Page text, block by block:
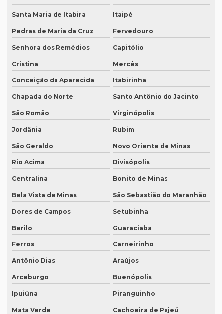
Preço tradução juramentada brasil
Preço de tradução e legendagem
Preço tradução por página
Preço tradução por palavra
Preço tradução português inglês
Preço tradução russo
Preço tradução russo português
Preço tradução simultânea
Preço tradução técnica
Preço tradutor juramentado
Preço de um artigo científico
Quais documentos precisam de tradução juramentada
Qual a diferença entre tradução simples para tradução
juramentada?
Qual é a melhor empresa de tradução em SP?
Qual é o preço da tradução simultânea?
Santa Maria de Itabira Itaipé
Pedras de Maria da Cruz Fervedouro
Senhora dos Remédios Capitólio
Cristina Mercês
Conceição da Aparecida Itabirinha
Chapada do Norte Santo Antônio do Jacinto
São Romão Virginópolis
Jordânia Rubim
São Geraldo Novo Oriente de Minas
Rio Acima Divisópolis
Centralina Bonito de Minas
Bela Vista de Minas São Sebastião do Maranhão
Dores de Campos Setubinha
Berilo Guaraciaba
Ferros Carneirinho
Antônio Dias Araújos
Arceburgo Buenópolis
Ipuiúna Piranguinho
Mata Verde Cachoeira de Pajeú